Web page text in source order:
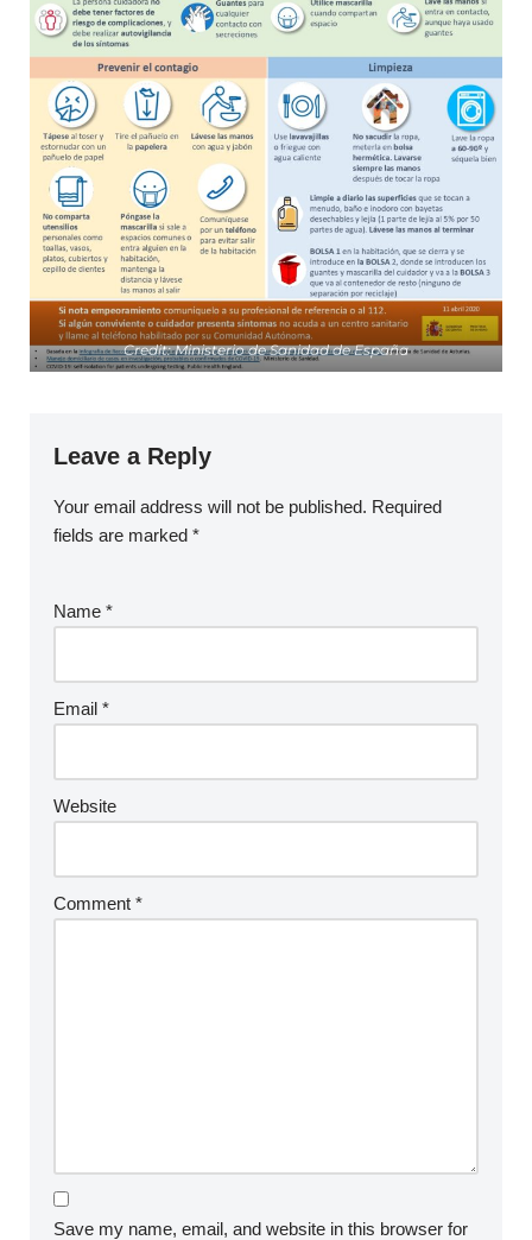
Credit: Ministerio de Sanidad de España
Leave a Reply
Your email address will not be published. Required
fields are marked *
Name *
Email *
Website
Comment *
Save my name, email, and website in this browser for